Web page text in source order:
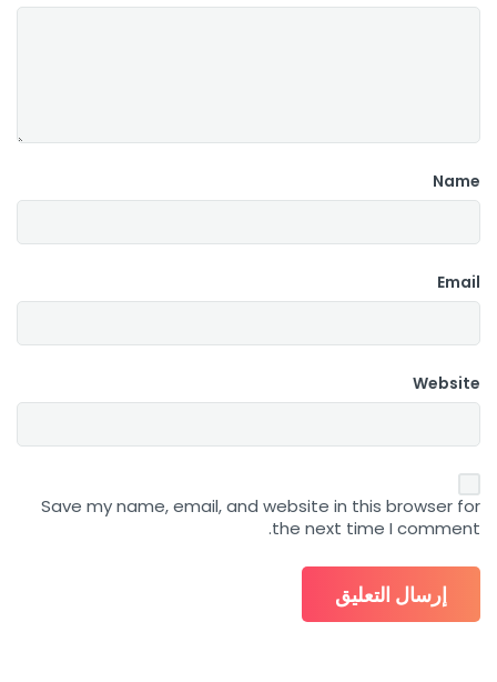
Name
Email
Website
Save my name, email, and website in this browser for
the next time I comment.